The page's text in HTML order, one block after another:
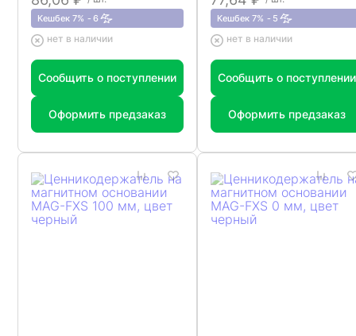
Кешбек 7% 6
нет в наличии
Сообщить о поступлении
Оформить предзаказ
Кешбек 7% 5
нет в наличии
Сообщить о поступлении
Оформить предзаказ